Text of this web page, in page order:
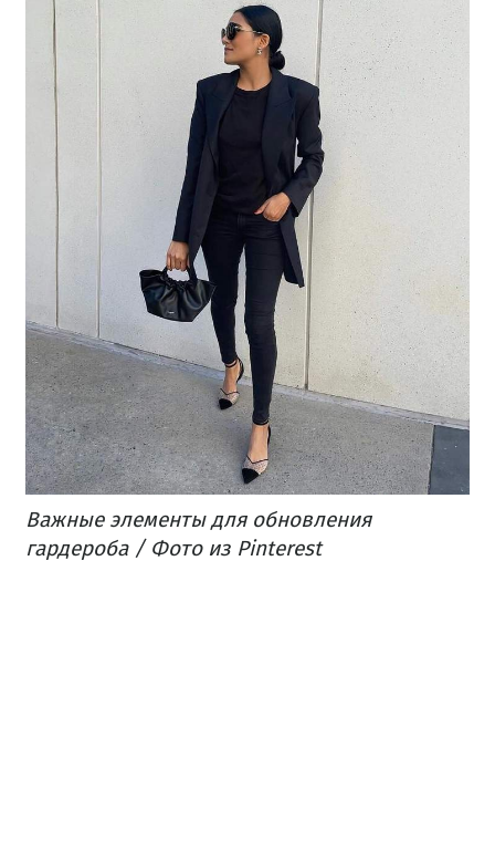
Важные элементы для обновления
гардероба / Фото из Pinterest